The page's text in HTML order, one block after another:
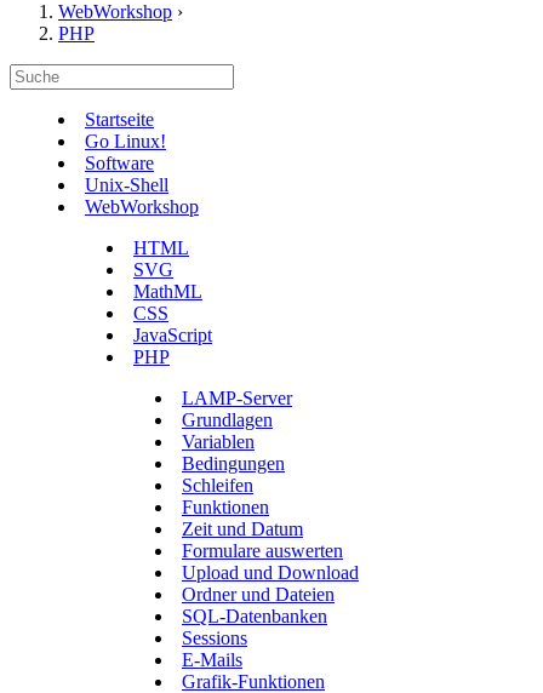
WebWorkshop ›
PHP
Startseite
Go Linux!
Software
Unix-Shell
WebWorkshop
HTML
SVG
MathML
CSS
JavaScript
PHP
LAMP-Server
Grundlagen
Variablen
Bedingungen
Schleifen
Funktionen
Zeit und Datum
Formulare auswerten
Upload und Download
Ordner und Dateien
SQL-Datenbanken
Sessions
E-Mails
Grafik-Funktionen